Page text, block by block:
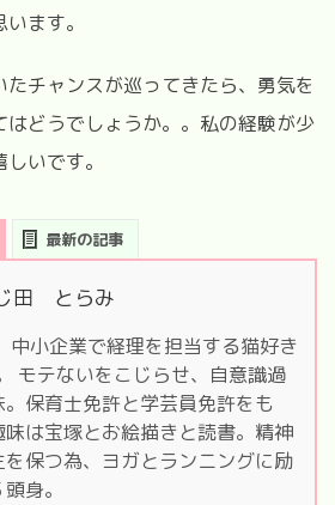
ます。
チャンスが巡ってきたら、勇気を
どうでしょうか。。私の経験が少
いです。
最新の記事
田 とらみ
中小企業で経理を担当する猫好き
モテないをこじらせ、自意識過
。保育士免許と学芸員免許をも
味は宝塚とお絵描きと読書。精神
を保つ為、ヨガとランニングに励
身。